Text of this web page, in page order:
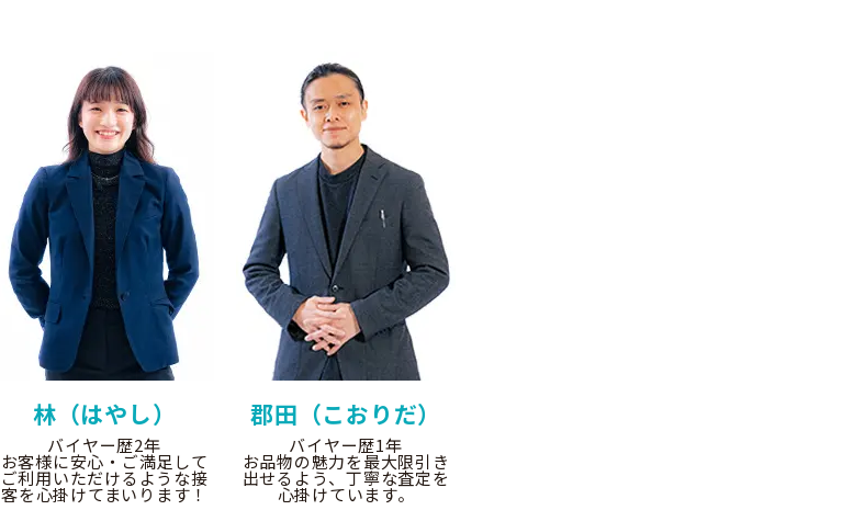
林（はやし）
バイヤー歴2年
お客様に安心・ご満足して
ご利用いただけるような接
客を心掛けてまいります！
郡田（こおりだ）
バイヤー歴1年
お品物の魅力を最大限引き
出せるよう、丁寧な査定を
心掛けています。